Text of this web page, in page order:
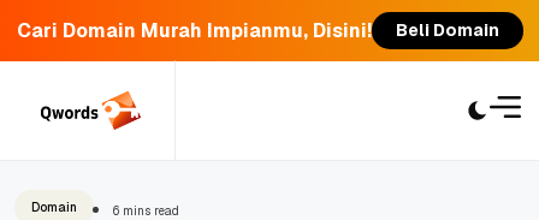
Cari Domain Murah Impianmu, Disini! Beli Domain
Domain 6 mins read